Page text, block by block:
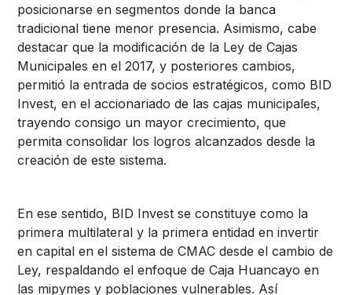
posicionarse en segmentos donde la banca
tradicional tiene menor presencia. Asimismo, cabe
destacar que la modificación de la Ley de Cajas
Municipales en el 2017, y posteriores cambios,
permitió la entrada de socios estratégicos, como BID
Invest, en el accionariado de las cajas municipales,
trayendo consigo un mayor crecimiento, que
permita consolidar los logros alcanzados desde la
creación de este sistema.
En ese sentido, BID Invest se constituye como la
primera multilateral y la primera entidad en invertir
en capital en el sistema de CMAC desde el cambio de
Ley, respaldando el enfoque de Caja Huancayo en
las mipymes y poblaciones vulnerables. Así